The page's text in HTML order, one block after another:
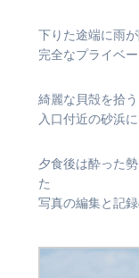
下りた途端に雨
完全なプライベ
綺麗な貝殻を拾
入口付近の砂浜に
夕食後は酔った
た
写真の編集と記